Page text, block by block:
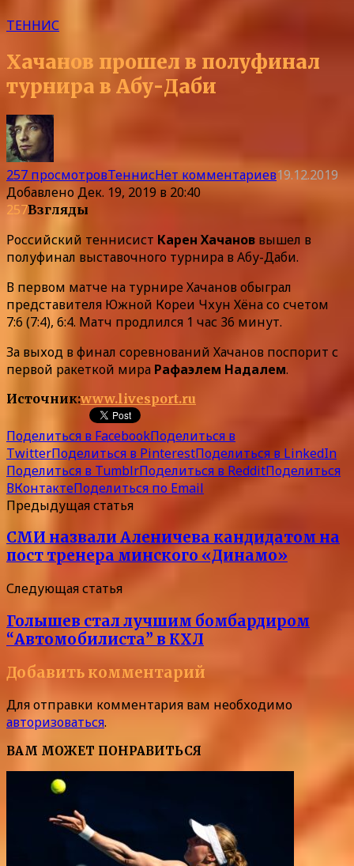
ТЕННИС
Хачанов прошел в полуфинал
турнира в Абу-Даби
257 просмотровТеннисНет комментариев19.12.2019
ДобавленоДек. 19, 2019 в 20:40
257Взгляды
Российский теннисист Карен Хачанов вышел в
полуфинал выставочного турнира в Абу-Даби.
В первом матче на турнире Хачанов обыграл
представителя Южной Кореи Чхун Хёна со счетом
7:6 (7:4), 6:4. Матч продлился 1 час 36 минут.
За выход в финал соревнований Хачанов поспорит с
первой ракеткой мира Рафаэлем Надалем.
Источник:www.livesport.ru
Поделиться в FacebookПоделиться в
TwitterПоделиться в PinterestПоделиться в LinkedIn
Поделиться в TumblrПоделиться в RedditПоделиться
ВКонтактеПоделиться по Email
Предыдущая статья
СМИ назвали Аленичева кандидатом на
пост тренера минского «Динамо»
Следующая статья
Голышев стал лучшим бомбардиром
“Автомобилиста” в КХЛ
Добавить комментарий
Для отправки комментария вам необходимо
авторизоваться.
ВАМ МОЖЕТ ПОНРАВИТЬСЯ